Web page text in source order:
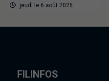
jeudi le 6 août 2026
FILINFOS